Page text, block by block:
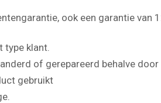
ook een garantie van
type klant.
of gerepareerd behalve
gebruikt